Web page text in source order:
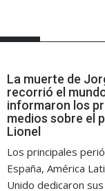
La muerte de
recorrió el
informaron los
medios sobre el
Lionel
Los principales
España, América
Unido dedicaron